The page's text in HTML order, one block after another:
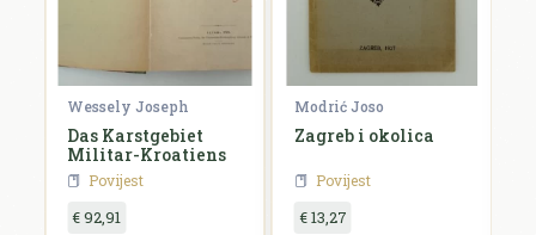
Wessely Joseph
Das Karstgebiet
Militar-Kroatiens
Povijest
€ 92,91
Modrić Joso
Zagreb i okolica
Povijest
€ 13,27